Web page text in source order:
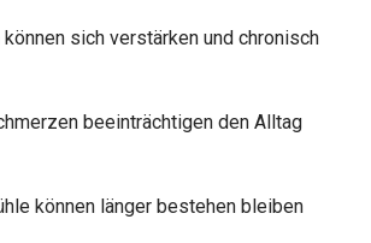
sich verstärken und chronisch
beeinträchtigen den Alltag
können länger bestehen bleiben